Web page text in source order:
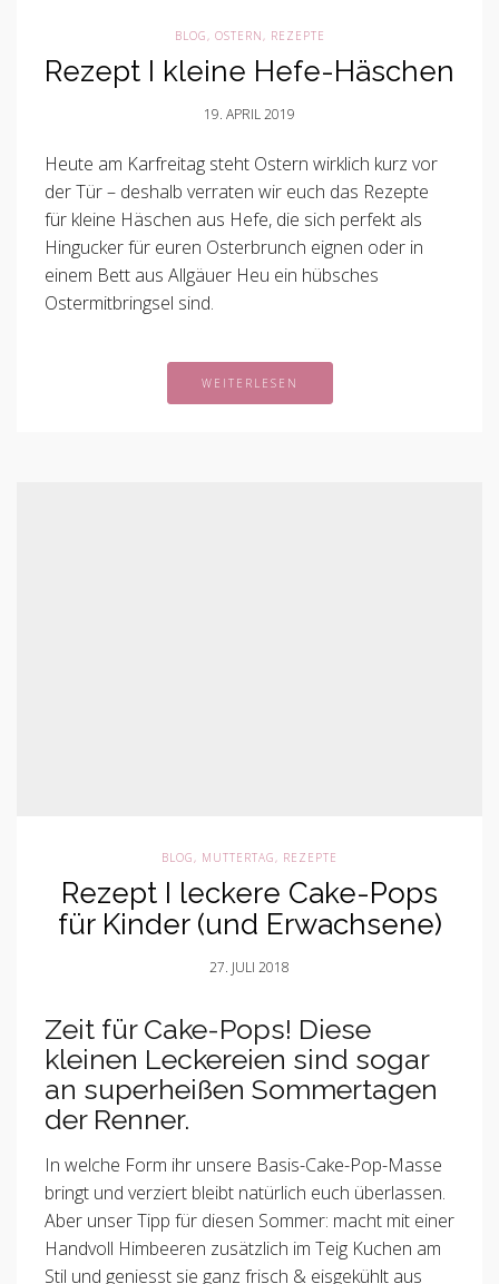
BLOG, OSTERN, REZEPTE
Rezept I kleine Hefe-Häschen
19. APRIL 2019
Heute am Karfreitag steht Ostern wirklich kurz vor
der Tür – deshalb verraten wir euch das Rezepte
für kleine Häschen aus Hefe, die sich perfekt als
Hingucker für euren Osterbrunch eignen oder in
einem Bett aus Allgäuer Heu ein hübsches
Ostermitbringsel sind.
WEITERLESEN
BLOG, MUTTERTAG, REZEPTE
Rezept I leckere Cake-Pops
für Kinder (und Erwachsene)
27. JULI 2018
Zeit für Cake-Pops! Diese
kleinen Leckereien sind sogar
an superheißen Sommertagen
der Renner.
In welche Form ihr unsere Basis-Cake-Pop-Masse
bringt und verziert bleibt natürlich euch überlassen.
Aber unser Tipp für diesen Sommer: macht mit einer
Handvoll Himbeeren zusätzlich im Teig Kuchen am
Stil und geniesst sie ganz frisch & eisgekühlt aus